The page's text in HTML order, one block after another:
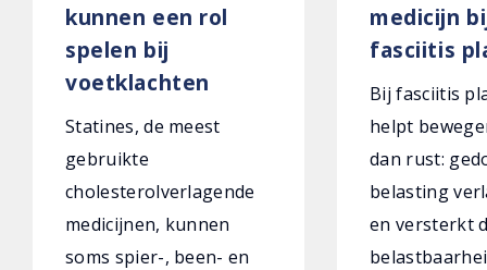
kunnen een rol
spelen bij
voetklachten
Statines, de meest
gebruikte
cholesterolverlagende
medicijnen, kunnen
soms spier-, been- en
medicijn
fasciitis
Bij fasciitis
helpt
dan rust:
belasting
en versterkt